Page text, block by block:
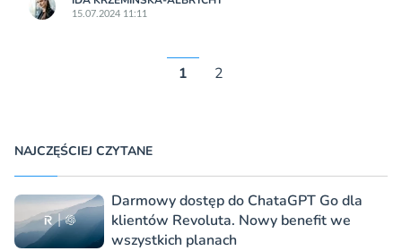
15.07.2024 11:11
1 2
NAJCZĘŚCIEJ CZYTANE
Darmowy dostęp do ChataGPT Go dla
klientów Revoluta. Nowy benefit we
wszystkich planach